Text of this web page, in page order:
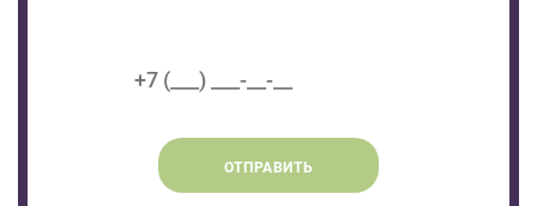
ОТПРАВИТЬ